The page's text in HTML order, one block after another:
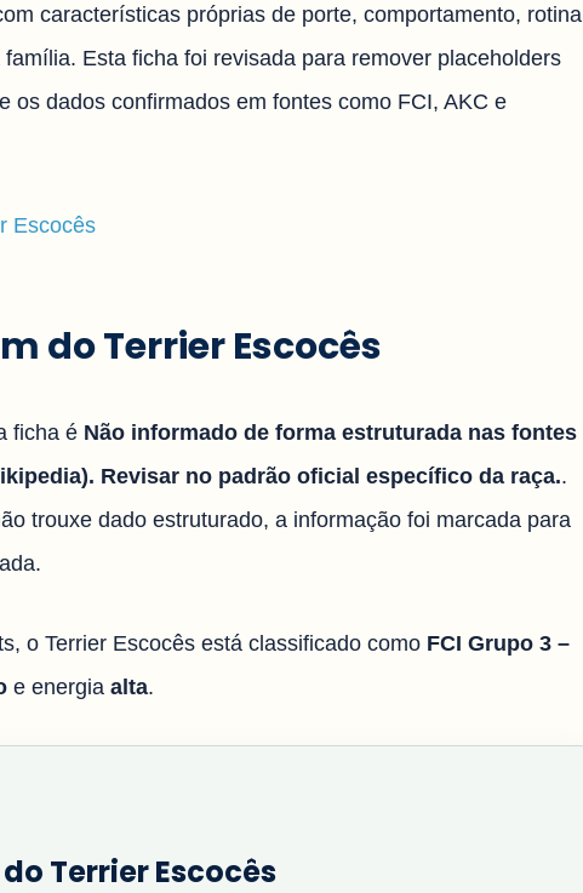
características próprias de porte, comportamento, rotina
Esta ficha foi revisada para remover placeholders
os dados confirmados em fontes como FCI, AKC e
Escocês
do Terrier Escocês
ficha é Não informado de forma estruturada nas fontes
Revisar no padrão oficial específico da raça..
trouxe dado estruturado, a informação foi marcada para
o Terrier Escocês está classificado como FCI Grupo 3 –
e energia alta.
Terrier Escocês